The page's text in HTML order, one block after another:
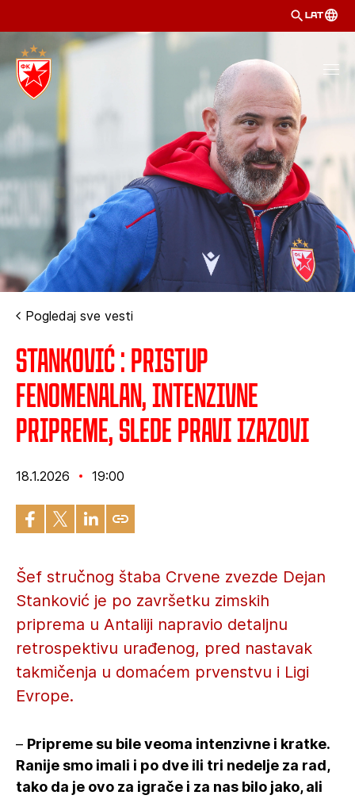
LAT
Pogledaj sve vesti
Stanković : Pristup
fenomenalan, intenzivne
pripreme, slede pravi izazovi
18.1.2026 19:00
Šef stručnog štaba Crvene zvezde Dejan
Stanković je po završetku zimskih
priprema u Antaliji napravio detaljnu
retrospektivu urađenog, pred nastavak
takmičenja u domaćem prvenstvu i Ligi
Evrope.
– Pripreme su bile veoma intenzivne i kratke.
Ranije smo imali i po dve ili tri nedelje za rad,
tako da je ovo za igrače i za nas bilo jako, ali